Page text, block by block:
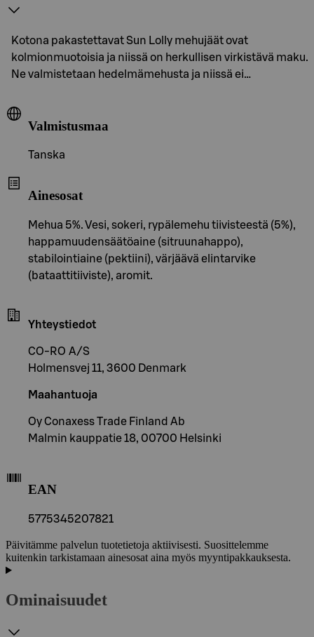
Kotona pakastettavat Sun Lolly mehujäät ovat
kolmionmuotoisia ja niissä on herkullisen virkistävä maku.
Ne valmistetaan hedelmämehusta ja niissä ei…
Valmistusmaa
Tanska
Ainesosat
Mehua 5%. Vesi, sokeri, rypälemehu tiivisteestä (5%),
happamuudensäätöaine (sitruunahappo),
stabilointiaine (pektiini), värjäävä elintarvike
(bataattitiiviste), aromit.
Yhteystiedot
CO-RO A/S
Holmensvej 11, 3600 Denmark
Maahantuoja
Oy Conaxess Trade Finland Ab
Malmin kauppatie 18, 00700 Helsinki
EAN
5775345207821
Päivitämme palvelun tuotetietoja aktiivisesti. Suosittelemme
kuitenkin tarkistamaan ainesosat aina myös myyntipakkauksesta.
Ominaisuudet